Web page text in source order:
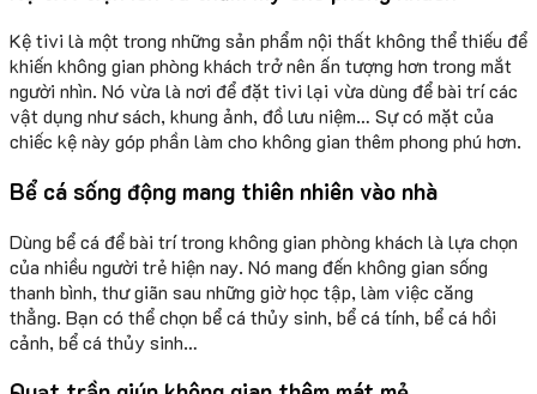
Kệ tivi là một trong những sản phẩm nội thất không thể thiếu để
khiến không gian phòng khách trở nên ấn tượng hơn trong mắt
người nhìn. Nó vừa là nơi để đặt tivi lại vừa dùng để bài trí các
vật dụng như sách, khung ảnh, đồ lưu niệm… Sự có mặt của
chiếc kệ này góp phần làm cho không gian thêm phong phú hơn.
Bể cá sống động mang thiên nhiên vào nhà
Dùng bể cá để bài trí trong không gian phòng khách là lựa chọn
của nhiều người trẻ hiện nay. Nó mang đến không gian sống
thanh bình, thư giãn sau những giờ học tập, làm việc căng
thẳng. Bạn có thể chọn bể cá thủy sinh, bể cá tính, bể cá hồi
cảnh, bể cá thủy sinh…